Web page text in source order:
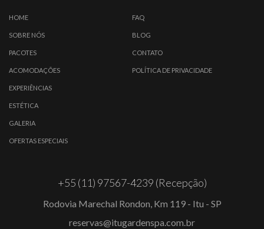
HOME
SOBRE NÓS
PACOTES
ACOMODAÇÕES
EXPERIÊNCIAS
ESTÉTICA
GALERIA
OFERTAS ESPECIAIS
FAQ
BLOG
CONTATO
POLÍTICA DE PRIVACIDADE
+55 (11) 97567-4239 (Recepção)
Rodovia Marechal Rondon, Km 119 - Itu - SP
reservas@itugardenspa.com.br